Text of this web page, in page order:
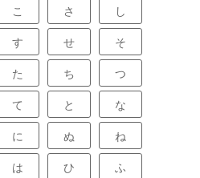
こ さ し
す せ そ
た ち つ
て と な
に ぬ ね
は ひ ふ